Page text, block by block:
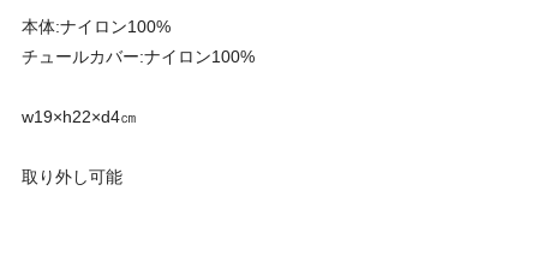
本体:ナイロン100%
チュールカバー:ナイロン100%
w19×h22×d4㎝
取り外し可能